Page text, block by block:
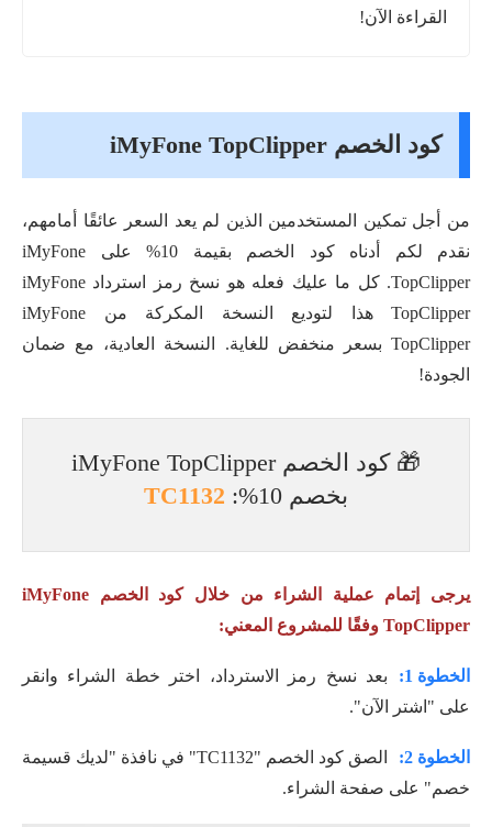
القراءة الآن!
كود الخصم iMyFone TopClipper
من أجل تمكين المستخدمين الذين لم يعد السعر عائقًا أمامهم،
نقدم لكم أدناه كود الخصم بقيمة 10% على iMyFone
TopClipper. كل ما عليك فعله هو نسخ رمز استرداد iMyFone
TopClipper هذا لتوديع النسخة المكركة من iMyFone
TopClipper بسعر منخفض للغاية. النسخة العادية، مع ضمان
الجودة!
🎁 كود الخصم iMyFone TopClipper
بخصم 10%:
TC1132
يرجى إتمام عملية الشراء من خلال كود الخصم iMyFone
TopClipper وفقًا للمشروع المعني:
الخطوة 1:
بعد نسخ رمز الاسترداد، اختر خطة الشراء وانقر
على "اشتر الآن".
الخطوة 2:
الصق كود الخصم "TC1132" في نافذة "لديك قسيمة
خصم" على صفحة الشراء.